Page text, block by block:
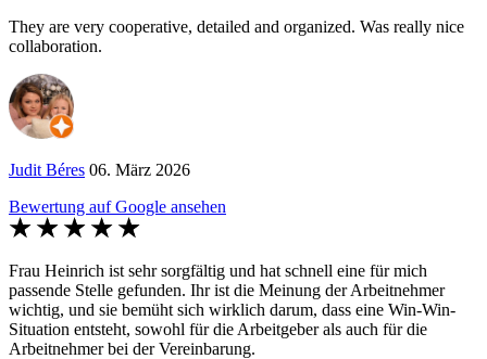
They are very cooperative, detailed and organized. Was really nice
collaboration.
Judit Béres 06. März 2026
Bewertung auf Google ansehen
Frau Heinrich ist sehr sorgfältig und hat schnell eine für mich
passende Stelle gefunden. Ihr ist die Meinung der Arbeitnehmer
wichtig, und sie bemüht sich wirklich darum, dass eine Win-Win-
Situation entsteht, sowohl für die Arbeitgeber als auch für die
Arbeitnehmer bei der Vereinbarung.